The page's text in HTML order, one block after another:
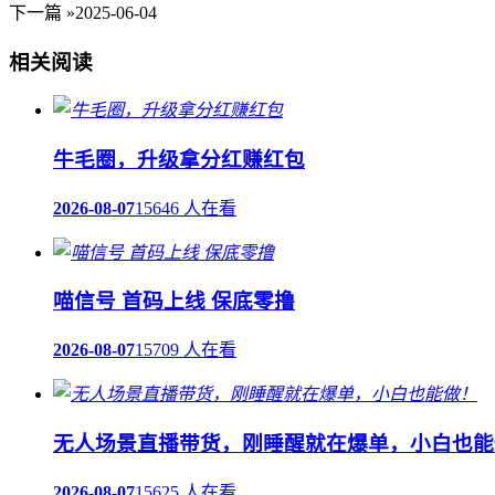
下一篇 »2025-06-04
相关阅读
牛毛圈，升级拿分红赚红包
2026-08-0715646 人在看
喵信号 首码上线 保底零撸
2026-08-0715709 人在看
无人场景直播带货，刚睡醒就在爆单，小白也